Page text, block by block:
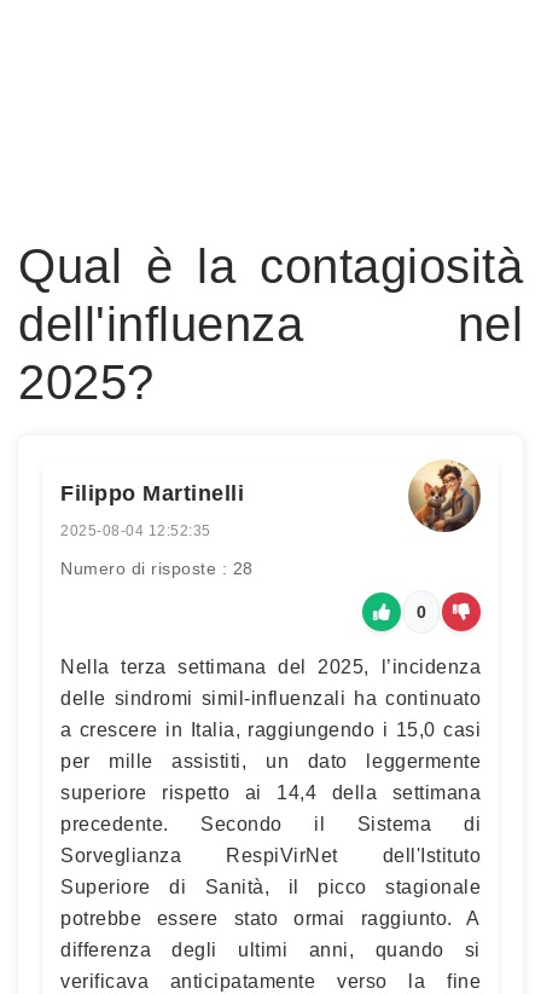
Qual è la contagiosità
dell'influenza nel
2025?
Filippo Martinelli
2025-08-04 12:52:35
Numero di risposte : 28
0
Nella terza settimana del 2025, l’incidenza
delle sindromi simil-influenzali ha continuato
a crescere in Italia, raggiungendo i 15,0 casi
per mille assistiti, un dato leggermente
superiore rispetto ai 14,4 della settimana
precedente. Secondo il Sistema di
Sorveglianza RespiVirNet dell'Istituto
Superiore di Sanità, il picco stagionale
potrebbe essere stato ormai raggiunto. A
differenza degli ultimi anni, quando si
verificava anticipatamente verso la fine